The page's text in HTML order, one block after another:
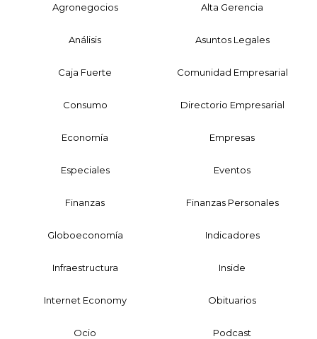
Agronegocios Alta Gerencia
Análisis Asuntos Legales
Caja Fuerte Comunidad Empresarial
Consumo Directorio Empresarial
Economía Empresas
Especiales Eventos
Finanzas Finanzas Personales
Globoeconomía Indicadores
Infraestructura Inside
Internet Economy Obituarios
Ocio Podcast